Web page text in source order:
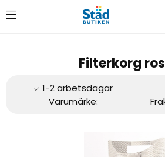
Filterkorg
Varumärke: